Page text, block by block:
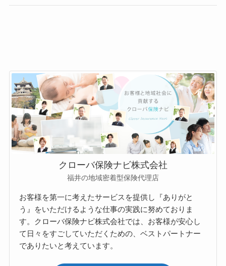
クローバ保険ナビ株式会社
福井の地域密着型保険代理店
お客様を第一に考えたサービスを提供し『ありがと
う』をいただけるような仕事の実践に努めておりま
す。クローバ保険ナビ株式会社では、お客様が安心し
て日々をすごしていただくための、ベストパートナー
でありたいと考えています。